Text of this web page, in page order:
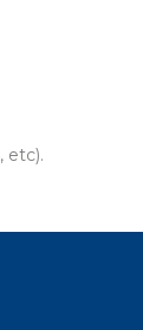
etc).